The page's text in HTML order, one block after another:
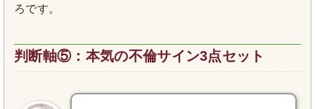
ろです。
判断軸⑤：本気の不倫サイン3点セット